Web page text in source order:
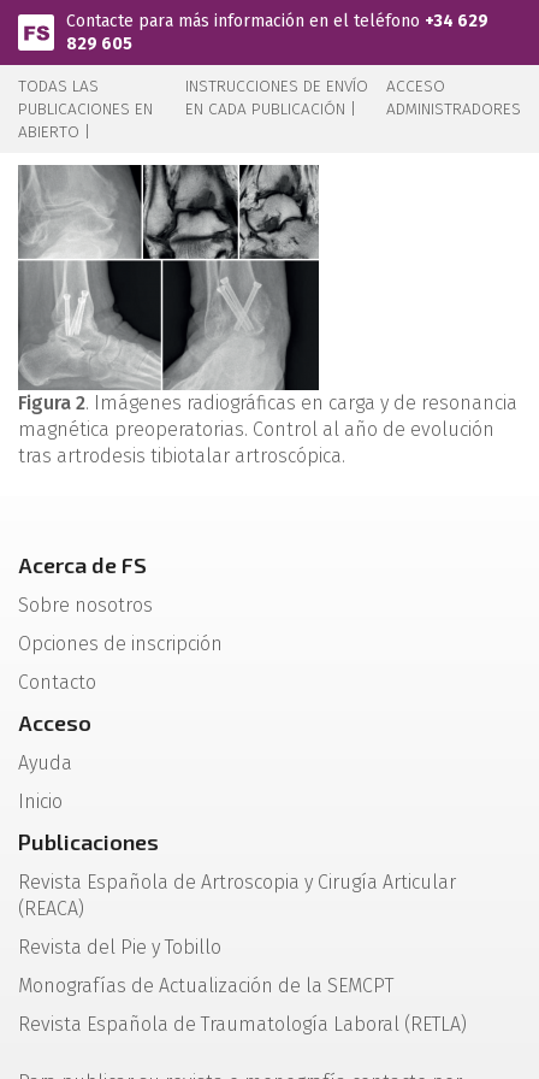
Pasar al contenido principal
Contacte para más información en el teléfono +34 629
829 605
TODAS LAS
PUBLICACIONES EN
ABIERTO |
INSTRUCCIONES DE ENVÍO
EN CADA PUBLICACIÓN |
ACCESO
ADMINISTRADORES
Figura 2. Imágenes radiográficas en carga y de resonancia
magnética preoperatorias. Control al año de evolución
tras artrodesis tibiotalar artroscópica.
Acerca de FS
Sobre nosotros
Opciones de inscripción
Contacto
Acceso
Ayuda
Inicio
Publicaciones
Revista Española de Artroscopia y Cirugía Articular
(REACA)
Revista del Pie y Tobillo
Monografías de Actualización de la SEMCPT
Revista Española de Traumatología Laboral (RETLA)